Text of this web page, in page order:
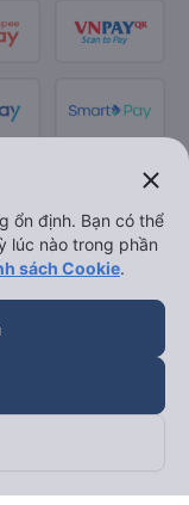
close
ổn định. Bạn có thể
lúc nào trong phần
sách Cookie.